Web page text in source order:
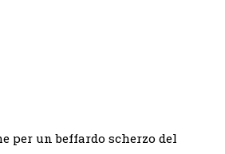
per un beffardo scherzo del